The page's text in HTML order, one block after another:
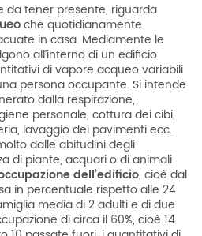
da tener presente, riguarda
che quotidianamente
in casa. Mediamente le
all’interno di un edificio
di vapore acqueo variabili
persona occupante. Si intende
dalla respirazione,
personale, cottura dei cibi,
lavaggio dei pavimenti ecc.
dalle abitudini degli
di piante, acquari o di animali
dell’edificio, cioè dal
in percentuale rispetto alle 24
media di 2 adulti e di due
di circa il 60%, cioè 14